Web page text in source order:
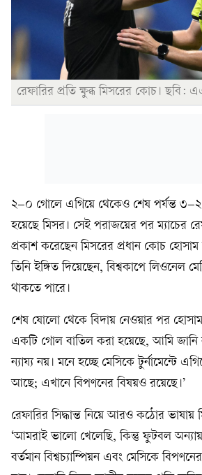
রেফারির প্রতি ক্ষুব্ধ মিসরের কোচ। ছবি:
২–০ গোলে এগিয়ে থেকেও শেষ পর্যন্ত ৩–২
হয়েছে মিসর। সেই পরাজয়ের পর ম্যাচের
প্রকাশ করেছেন মিসরের প্রধান কোচ
তিনি ইঙ্গিত দিয়েছেন, বিশ্বকাপে লিওনেল
থাকতে পারে।
শেষ ষোলো থেকে বিদায় নেওয়ার পর
একটি গোল বাতিল করা হয়েছে, আমি
ন্যায্য নয়। মনে হচ্ছে মেসিকে টুর্নামেন্টে
আছে; এখানে বিপণনের বিষয়ও রয়েছে।’
রেফারির সিদ্ধান্ত নিয়ে আরও কঠোর
‘আমরাই ভালো খেলেছি, কিন্তু ফুটবল
বর্তমান বিশ্বচ্যাম্পিয়ন এবং মেসিকে বিপণনের